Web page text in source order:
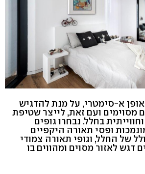
א-סימטרי, על מנת להדגיש
מסוימים ועם זאת, לייצר שטיפת
בחלל. נבחרו גופים
ופסי תאורה היקפיים
של החלל, וגופי תאורה צמודי
דגש לאזור מסוים ומהווים בו